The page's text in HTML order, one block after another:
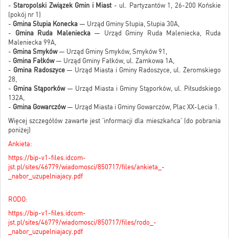
-Staropolski Związek Gmin i Miast- ul. Partyzantów 1, 26-200 Końskie
(pokój nr 1)
- Gmina Słupia Konecka — Urząd Gminy Słupia, Słupia 30A,
- Gmina Ruda Maleniecka— Urząd Gminy Ruda Maleniecka, Ruda
Maleniecka 99A,
- Gmina Smyków— Urząd Gminy Smyków, Smyków 91,
- Gmina Fałków— Urząd Gminy Fałków, ul. Zamkowa 1A,
- Gmina Radoszyce— Urząd Miasta i Gminy Radoszyce, ul. Żeromskiego
28,
- Gmina Stąporków— Urząd Miasta i Gminy Stąporków, ul. Piłsudskiego
132A,
- Gmina Gowarczów— Urząd Miasta i Gminy Gowarczów, Plac XX-Lecia 1.
Więcej szczegółów zawarte jest 'informacji dla mieszkańca' (do pobrania
poniżej)
Ankieta:
https://bip-v1-files.idcom-
jst.pl/sites/46779/wiadomosci/850717/files/ankieta_-
_nabor_uzupelniajacy.pdf
RODO:
https://bip-v1-files.idcom-
jst.pl/sites/46779/wiadomosci/850717/files/rodo_-
_nabor_uzupelniajacy.pdf